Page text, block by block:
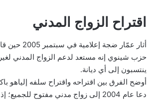
اقتراح الزواج المدني
أثار عمّار
حزب شينوي إنه مستعد لدعم الزواج المدني لغير
ينتسبون إلى أي ديانة.
أوضح الفرق بين اقتراحه واقتراح سلفه إلياهو
دعا عام 2004 إلى زواج مدني مفتوح